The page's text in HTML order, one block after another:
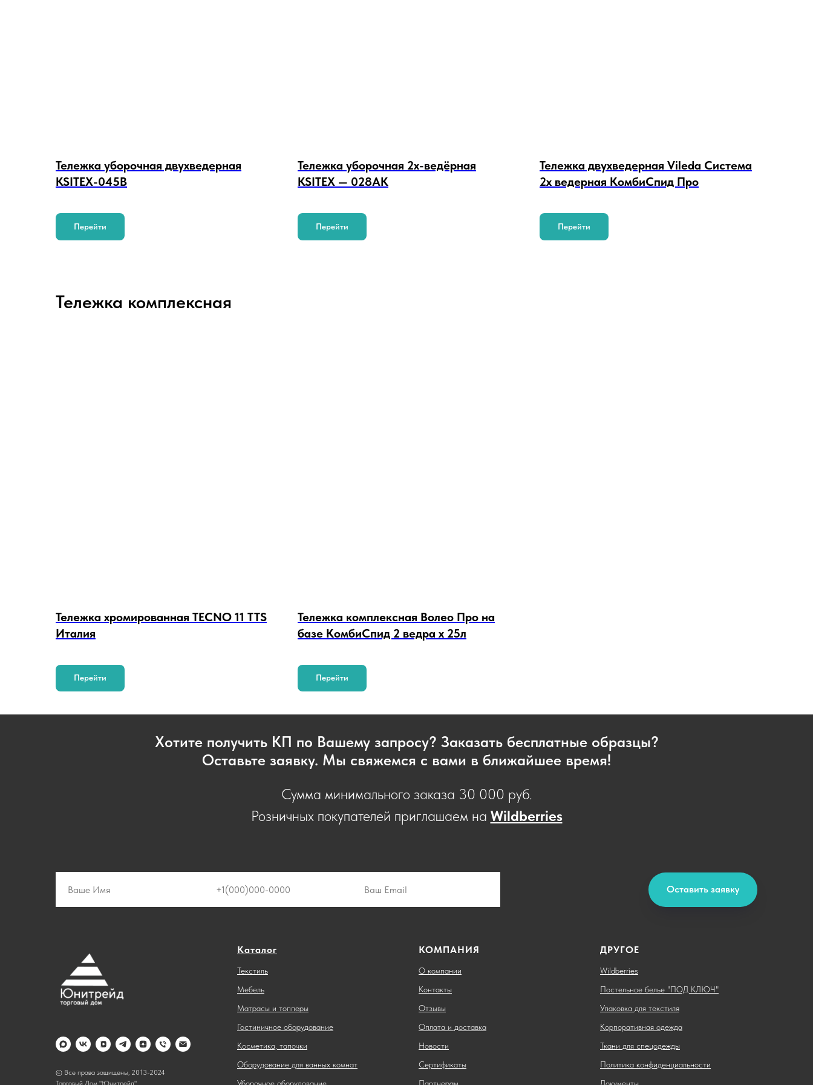
Тележка уборочная двухведерная
KSITEX-045B
Перейти
Тележка уборочная 2х-ведёрная
KSITEX — 028AK
Перейти
Тележка двухведерная Vileda Система
2х ведерная КомбиСпид Про
Перейти
Тележка комплексная
Тележка хромированная TECNO 11 TTS
Италия
Перейти
Тележка комплексная Волео Про на
базе КомбиСпид 2 ведра х 25л
Перейти
Хотите получить КП по Вашему запросу? Заказать бесплатные образцы?
Оставьте заявку. Мы свяжемся с вами в ближайшее время!
Сумма минимального заказа 30 000 руб.
Розничных покупателей приглашаем на Wildberries
Оставить заявку
© Все права защищены, 2013-2024
Торговый Дом "Юнитрейд"
Каталог
Текстиль
Мебель
Матрасы и топперы
Гостиничное оборудование
Косметика, тапочки
Оборудование для ванных комнат
КОМПАНИЯ
О компании
Контакты
Отзывы
Оплата и доставка
Новости
Сертификаты
ДРУГОЕ
Wildberries
Постельное белье "ПОД КЛЮЧ"
Упаковка для текстиля
Корпоративная одежда
Ткани для спецодежды
Политика конфиденциальности